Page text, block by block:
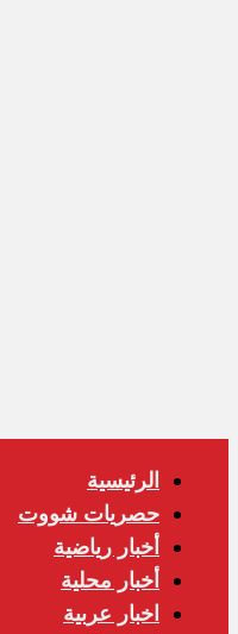
الرئيسية
حصريات شووت
أخبار رياضية
أخبار محلية
اخبار عربية